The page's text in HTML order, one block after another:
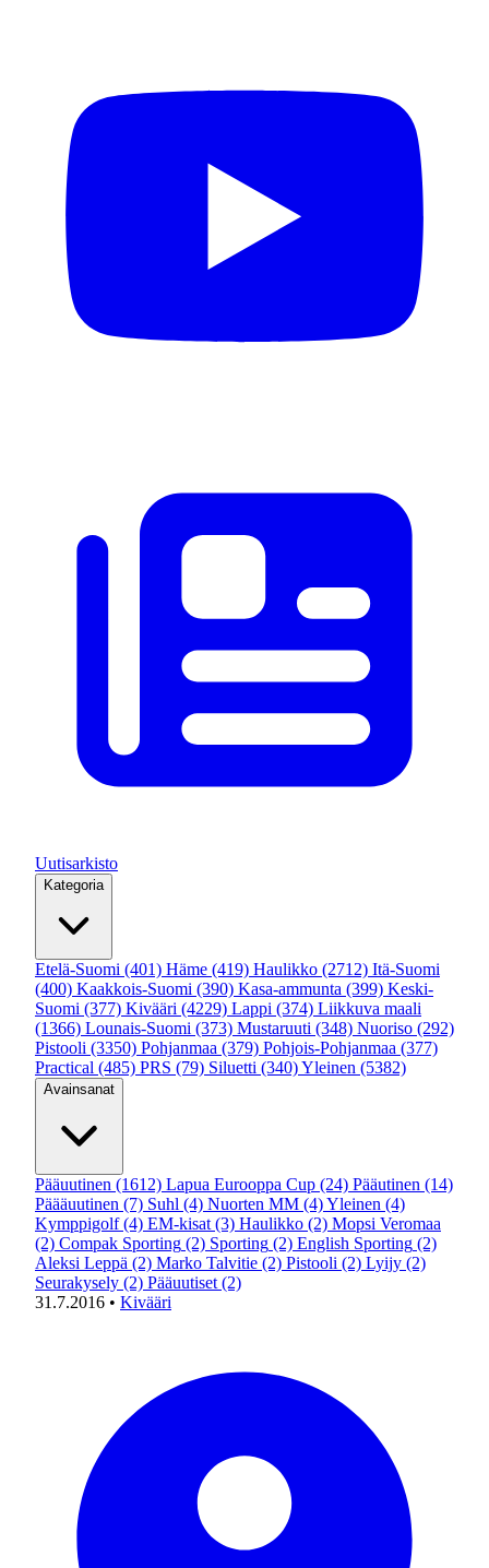
Uutisarkisto
Kategoria
Etelä-Suomi (401) Häme (419) Haulikko (2712) Itä-Suomi
(400) Kaakkois-Suomi (390) Kasa-ammunta (399) Keski-
Suomi (377) Kivääri (4229) Lappi (374) Liikkuva maali
(1366) Lounais-Suomi (373) Mustaruuti (348) Nuoriso (292)
Pistooli (3350) Pohjanmaa (379) Pohjois-Pohjanmaa (377)
Practical (485) PRS (79) Siluetti (340)Yleinen (5382)
Avainsanat
Pääuutinen (1612) Lapua Eurooppa Cup (24) Pääutinen (14)
Päääuutinen (7) Suhl (4) Nuorten MM (4)Yleinen (4)
Kymppigolf (4) EM-kisat (3) Haulikko (2) Mopsi Veromaa
(2) Compak Sporting (2) Sporting (2) English Sporting (2)
Aleksi Leppä (2) Marko Talvitie (2) Pistooli (2) Lyijy (2)
Seurakysely (2) Pääuutiset (2)
31.7.2016 • Kivääri